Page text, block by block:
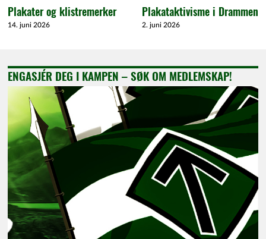
Plakater og klistremerker
14. juni 2026
Plakataktivisme i Drammen
2. juni 2026
ENGASJÉR DEG I KAMPEN – SØK OM MEDLEMSKAP!